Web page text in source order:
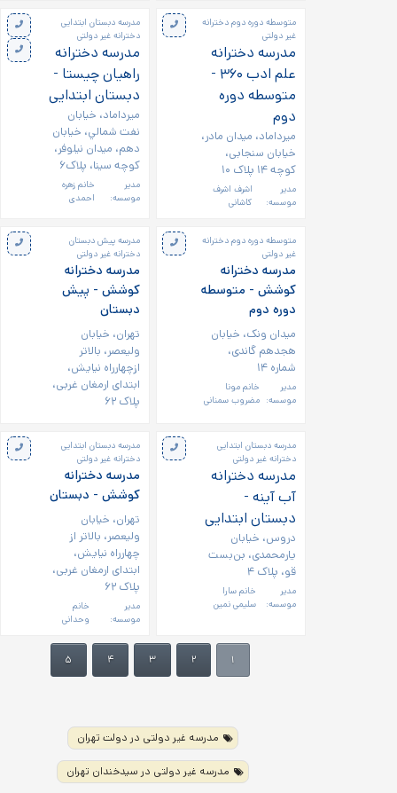
متوسطه دوره دوم دخترانه
غیر دولتی
مدرسه دخترانه
علم ادب ۳۶۰ -
متوسطه دوره
دوم
میرداماد، میدان مادر،
خیابان سنجابی،
کوچه ۱۴ پلاک ۱۰
مدیر
موسسه:
اشرف اشرف
کاشانی
مدرسه دبستان ابتدایی
دخترانه غیر دولتی
مدرسه دخترانه
راهیان چیستا -
دبستان ابتدایی
ميرداماد، خيابان
نفت شمالي، خیابان
دهم، میدان نیلوفر،
کوچه سینا، پلاک۶
مدیر
موسسه:
خانم زهره
احمدی
متوسطه دوره دوم دخترانه
غیر دولتی
مدرسه دخترانه
کوشش - متوسطه
دوره دوم
میدان ونک، خیابان
هجدهم گاندی،
شماره ۱۴
مدیر
موسسه:
خانم مونا
مضروب سمنانی
مدرسه پیش دبستان
دخترانه غیر دولتی
مدرسه دخترانه
کوشش - پیش
دبستان
تهران، خیابان
ولیعصر، بالاتر
ازچهارراه نیایش،
ابتدای ارمغان غربی،
پلاک ۶۲
مدرسه دبستان ابتدایی
دخترانه غیر دولتی
مدرسه دخترانه
آب آینه -
دبستان ابتدایی
دروس، خیابان
یارمحمدی، بن‌بست
قو، پلاک ۴
مدیر
موسسه:
خانم سارا
سلیمی نمین
مدرسه دبستان ابتدایی
دخترانه غیر دولتی
مدرسه دخترانه
کوشش - دبستان
تهران، خیابان
ولیعصر، بالاتر از
چهارراه نیایش،
ابتدای ارمغان غربی،
پلاک ۶۲
مدیر
موسسه:
خانم
وحدانی
۱ ۲ ۳ ۴ ۵
مدرسه غیر دولتی در دولت تهران
مدرسه غیر دولتی در سیدخندان تهران